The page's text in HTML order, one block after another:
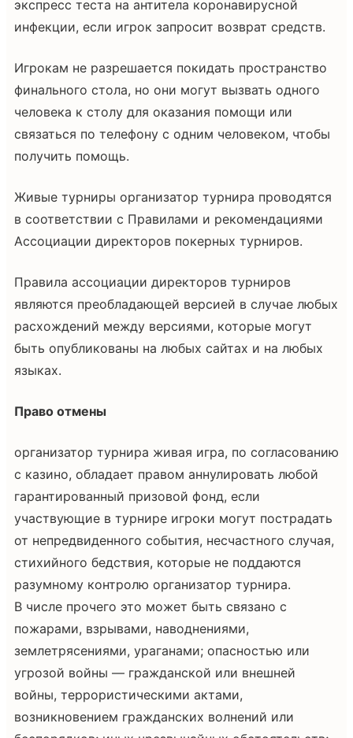
экспресс теста на антитела коронавирусной
инфекции, если игрок запросит возврат средств.
Игрокам не разрешается покидать пространство
финального стола, но они могут вызвать одного
человека к столу для оказания помощи или
связаться по телефону с одним человеком, чтобы
получить помощь.
Живые турниры организатор турнира проводятся
в соответствии с Правилами и рекомендациями
Ассоциации директоров покерных турниров.
Правила ассоциации директоров турниров
являются преобладающей версией в случае любых
расхождений между версиями, которые могут
быть опубликованы на любых сайтах и на любых
языках.
Право отмены
организатор турнира живая игра, по согласованию
с казино, обладает правом аннулировать любой
гарантированный призовой фонд, если
участвующие в турнире игроки могут пострадать
от непредвиденного события, несчастного случая,
стихийного бедствия, которые не поддаются
разумному контролю организатор турнира.
В числе прочего это может быть связано с
пожарами, взрывами, наводнениями,
землетрясениями, ураганами; опасностью или
угрозой войны — гражданской или внешней
войны, террористическими актами,
возникновением гражданских волнений или